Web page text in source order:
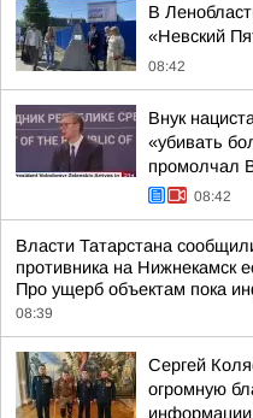
В
«Невский
08:42
Внук
«убивать
промолчал
08:42
Власти Татарстана
противника на Нижнекамск
Про ущерб объектам пока
08:39
Сергей
огромную